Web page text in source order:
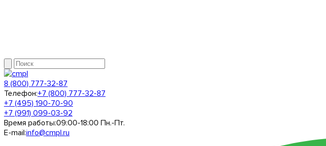
8 (800) 777-32-87
Телефон:+7 (800) 777-32-87
+7 (495) 190-70-90
+7 (991) 099-03-92
Время работы:09:00-18:00 Пн.-Пт.
E-mail:info@cmpl.ru